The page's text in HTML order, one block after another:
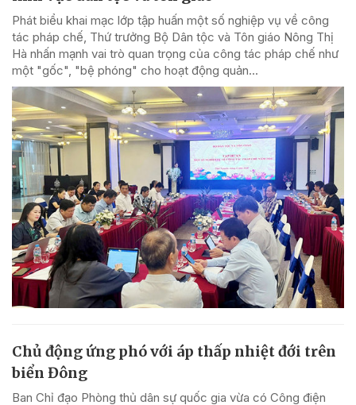
Phát biểu khai mạc lớp tập huấn một số nghiệp vụ về công
tác pháp chế, Thứ trưởng Bộ Dân tộc và Tôn giáo Nông Thị
Hà nhấn mạnh vai trò quan trọng của công tác pháp chế như
một "gốc", "bệ phóng" cho hoạt động quản...
Chủ động ứng phó với áp thấp nhiệt đới trên
biển Đông
Ban Chỉ đạo Phòng thủ dân sự quốc gia vừa có Công điện